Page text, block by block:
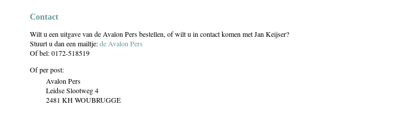
Contact
Wilt u een uitgave van de Avalon Pers bestellen, of wilt u in contact komen met Jan Keijser?
Stuurt u dan een mailtje:de Avalon Pers
Of bel: 0172-518519
Of per post:
Avalon Pers
Leidse Slootweg 4
2481 KH WOUBRUGGE